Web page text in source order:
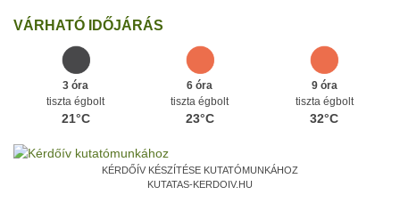
VÁRHATÓ IDŐJÁRÁS
3 óra
tiszta égbolt
21°C
6 óra
tiszta égbolt
23°C
9 óra
tiszta égbolt
32°C
KÉRDŐÍV KÉSZÍTÉSE KUTATÓMUNKÁHOZ
KUTATAS-KERDOIV.HU